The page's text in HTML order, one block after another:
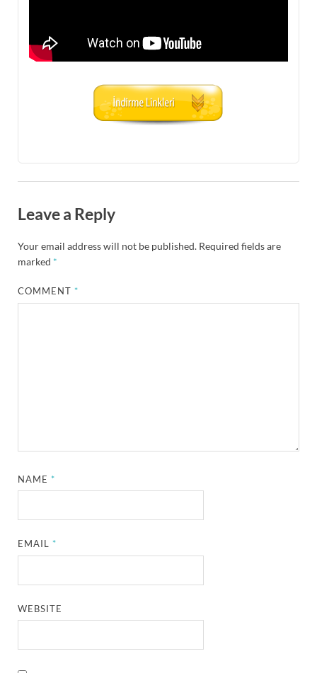
Leave a Reply
Your email address will not be published. Required fields are
marked *
COMMENT*
NAME*
EMAIL*
WEBSITE